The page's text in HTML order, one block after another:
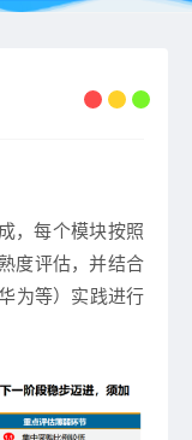
，每个模块按照
度评估，并结合
为等）实践进行